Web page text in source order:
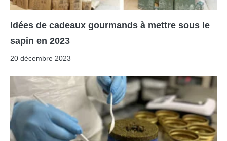
Idées de cadeaux gourmands à mettre sous le
sapin en 2023
20 décembre 2023